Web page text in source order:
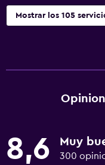
Mostrar los 105
8,6 Muy
300